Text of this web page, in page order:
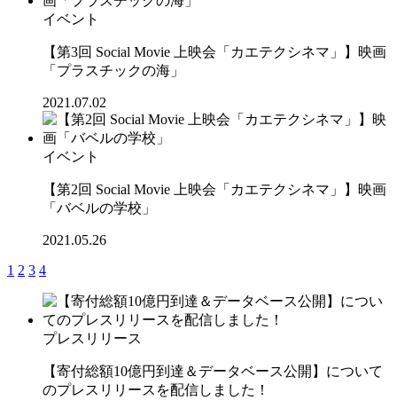
イベント
【第3回 Social Movie 上映会「カエテクシネマ」】映画
「プラスチックの海」
2021.07.02
イベント
【第2回 Social Movie 上映会「カエテクシネマ」】映画
「バベルの学校」
2021.05.26
1 2 3 4
プレスリリース
【寄付総額10億円到達＆データベース公開】について
のプレスリリースを配信しました！